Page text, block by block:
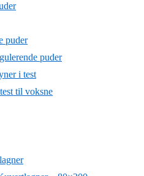
puder
puder
i test
til voksne